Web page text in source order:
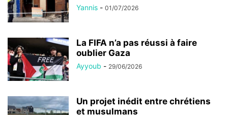
Yannis - 01/07/2026
La FIFA n’a pas réussi à faire
oublier Gaza
Ayyoub - 29/06/2026
Un projet inédit entre chrétiens
et musulmans